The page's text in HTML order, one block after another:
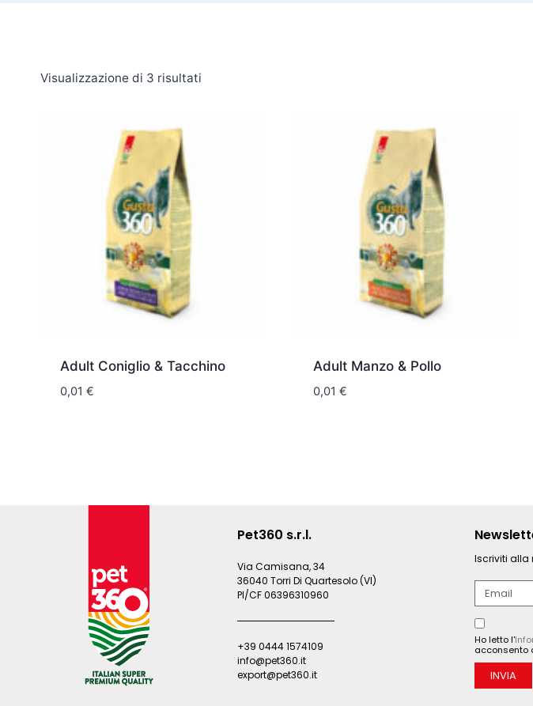
Visualizzazione di 3 risultati
Adult Coniglio & Tacchino
0,01 €
Adult Manzo & Pollo
0,01 €
Pet360 s.r.l.
Via Camisana, 34
36040 Torri Di Quartesolo (VI)
PI/CF 06396310960
+39 0444 1574109
info@pet360.it
export@pet360.it
Iscriviti alla
Ho letto l'
acconsento
INVIA